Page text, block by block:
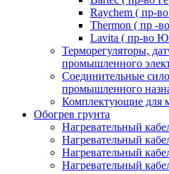
Raychem ( пр-
Thermon ( пр -
Lavita ( пр-во
Терморегуляторы,
промышленного
Соединительные
промышленного
Комплектующие для
Обогрев грунта
Нагревательный
Нагревательный
Нагревательный
Нагревательный